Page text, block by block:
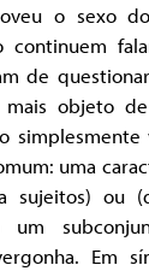
o sexo
continuem
de
mais objeto
uma
sujeitos) ou
Em